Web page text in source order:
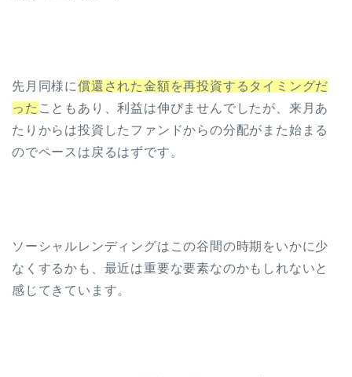
先月同様に償還された金額を再投資するタイミングだ
った こともあり、利益は伸びませんでしたが、来月あ
たりからは投資したファンドからの分配がまた始まる
のでペースは戻るはずです。
ソーシャルレンディングはこの谷間の時期をいかに少
なくするかも、最近は重要な要素なのかもしれないと
感じてきています。